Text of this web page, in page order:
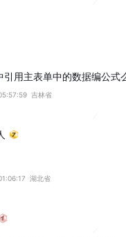
用主表单中的数据编公式
吉林省
湖北省